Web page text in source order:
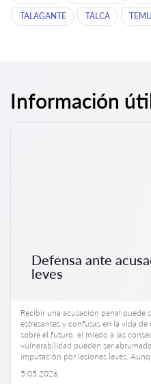
TALAGANTE TALCA
Información
Defensa ante
leves
Recibir una acusación penal puede
estresantes y confusas en la vida
sobre el futuro, el miedo a las
vulnerabilidad pueden ser
imputación por lesiones leves.
5.05.2026